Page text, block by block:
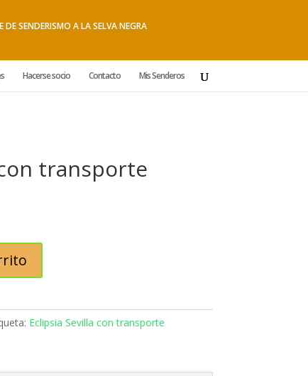
DE SENDERISMO A LA SELVA NEGRA
Hacerse socio Contacto Mis Senderos
transporte
Eclipsia Sevilla con transporte